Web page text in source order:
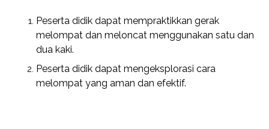
Peserta didik dapat mempraktikkan gerak
melompat dan meloncat menggunakan satu dan
dua kaki.
Peserta didik dapat mengeksplorasi cara
melompat yang aman dan efektif.